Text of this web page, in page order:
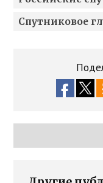
Спутниковое